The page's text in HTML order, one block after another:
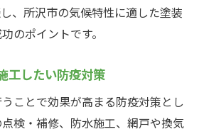
、所沢市の気候特性に適した塗装
のポイントです。
工したい防疫対策
ことで効果が高まる防疫対策とし
検・補修、防水施工、網戸や換気